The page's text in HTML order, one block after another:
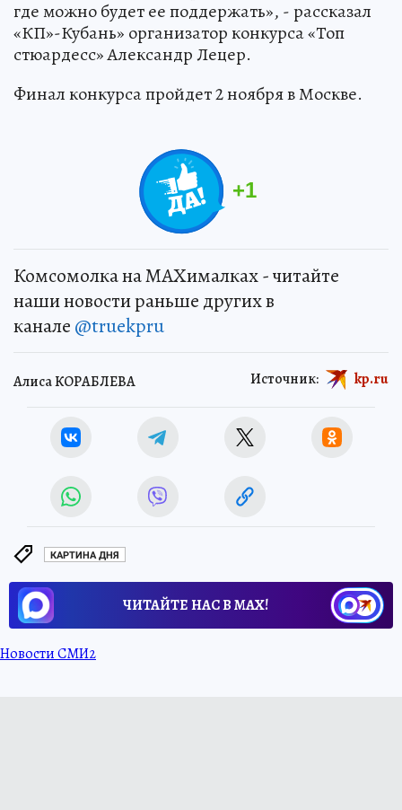
где можно будет ее поддержать», - рассказал
«КП»-Кубань» организатор конкурса «Топ
стюардесс» Александр Лецер.
Финал конкурса пройдет 2 ноября в Москве.
+1
Комсомолка на MAXималках - читайте
наши новости раньше других в
канале @truekpru
Алиса КОРАБЛЕВА Источник: kp.ru
КАРТИНА ДНЯ
ЧИТАЙТЕ НАС В МАХ!
Новости СМИ2